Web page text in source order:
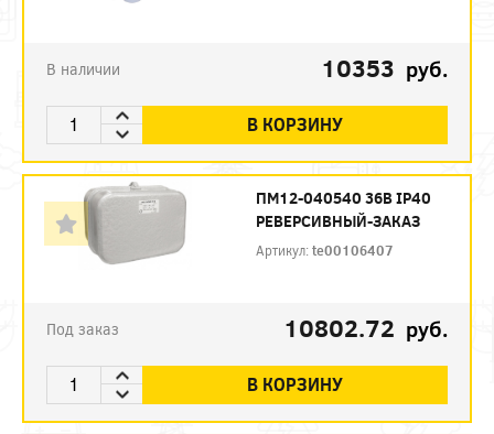
В наличии 10353 руб.
В КОРЗИНУ
ПМ12-040540 36В IP40
РЕВЕРСИВНЫЙ-ЗАКАЗ
Артикул:te00106407
Под заказ 10802.72 руб.
В КОРЗИНУ